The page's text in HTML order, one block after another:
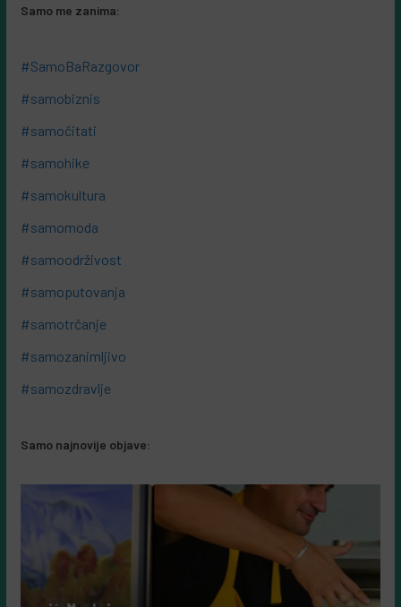
Samo me zanima:
#SamoBaRazgovor
#samobiznis
#samočitati
#samohike
#samokultura
#samomoda
#samoodrživost
#samoputovanja
#samotrčanje
#samozanimljivo
#samozdravlje
Samo najnovije objave: